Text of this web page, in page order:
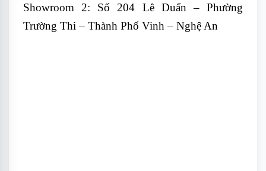
Showroom 2: Số 204 Lê Duẩn – Phường
Trường Thi – Thành Phố Vinh – Nghệ An